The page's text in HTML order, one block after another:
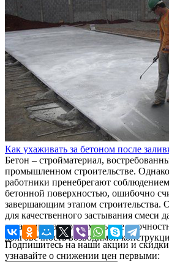
Как ухаживать за бетоном после
Бетон – стройматериал,
промышленном строительстве.
работники пренебрегают
бетонной поверхностью, ошибочно
завершающим этапом строительства.
для качественного застывания смеси
гарантировать оптимальные
долговечность возводимой
Подпишитесь на наши акции и
узнавайте о снижении цен первыми: